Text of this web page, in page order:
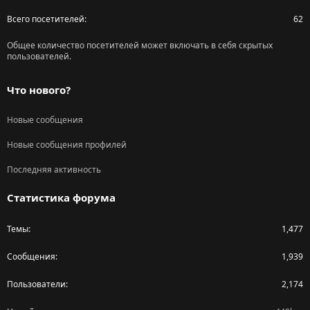
Всего посетителей 62
Общее количество посетителей может включать в себя скрытых
пользователей.
Что нового?
Новые сообщения
Новые сообщения профилей
Последняя активность
Статистика форума
Темы 1,477
Сообщения 1,939
Пользователи 2,174